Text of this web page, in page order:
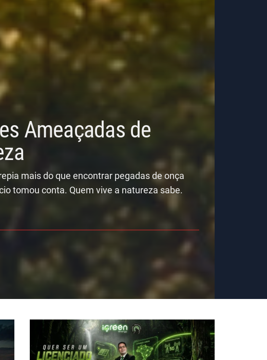
Ameaçadas de
mais do que encontrar pegadas de onça
tomou conta. Quem vive a natureza sabe.